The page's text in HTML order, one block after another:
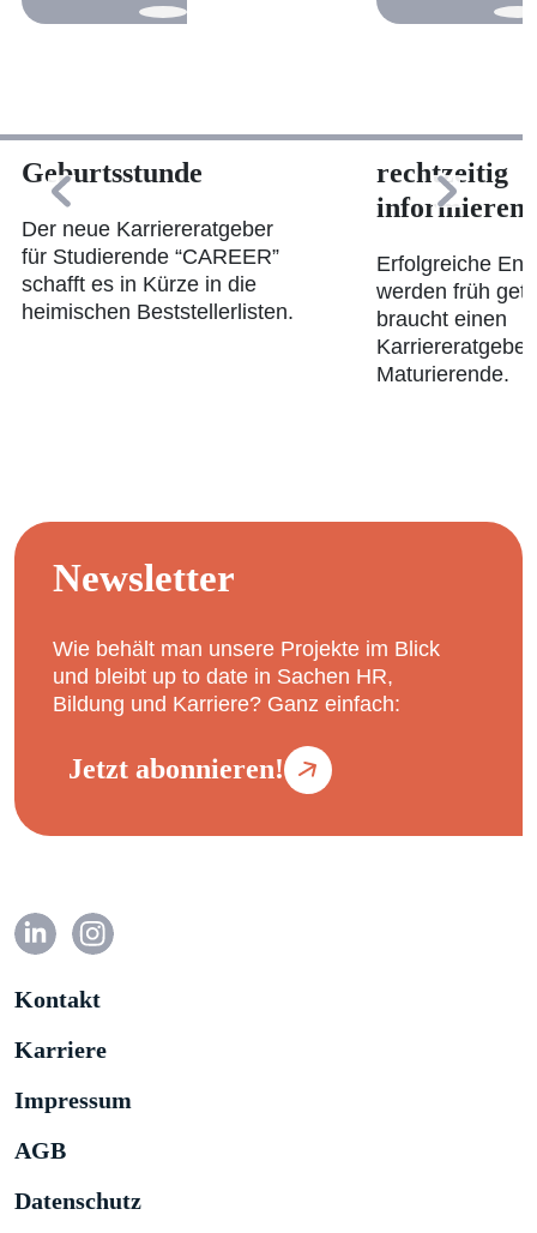
Geburtsstunde
Der neue Karriereratgeber
für Studierende “CAREER”
schafft es in Kürze in die
heimischen Beststellerlisten.
rechtzeitig
informieren
Erfolgreiche
werden früh
braucht einen
Maturierende.
Newsletter
Wie behält man unsere Projekte im Blick
und bleibt up to date in Sachen HR,
Bildung und Karriere? Ganz einfach:
Jetzt abonnieren!
Kontakt
Karriere
Impressum
AGB
Datenschutz